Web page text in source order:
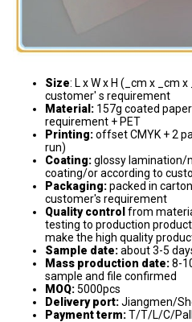
Size: L x W x H (_cm x _cm
customer' s requirement
Material: 157g coated
requirement + PET
Printing:offset CMYK + 2
run)
Coating:glossy lamination/
coating/or according to
Packaging:packed in
customer's requirement
Quality control from
testing to production
make the high quality
Sample date:about 3-5
Mass production date:8-
sample and file confirmed
MOQ:5000pcs
Delivery port:Jiangmen/
Payment term:T/T/L/C/